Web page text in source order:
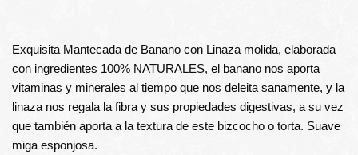
Exquisita Mantecada de Banano con Linaza molida, elaborada
con ingredientes 100% NATURALES, el banano nos aporta
vitaminas y minerales al tiempo que nos deleita sanamente, y la
linaza nos regala la fibra y sus propiedades digestivas, a su vez
que también aporta a la textura de este bizcocho o torta. Suave
miga esponjosa.